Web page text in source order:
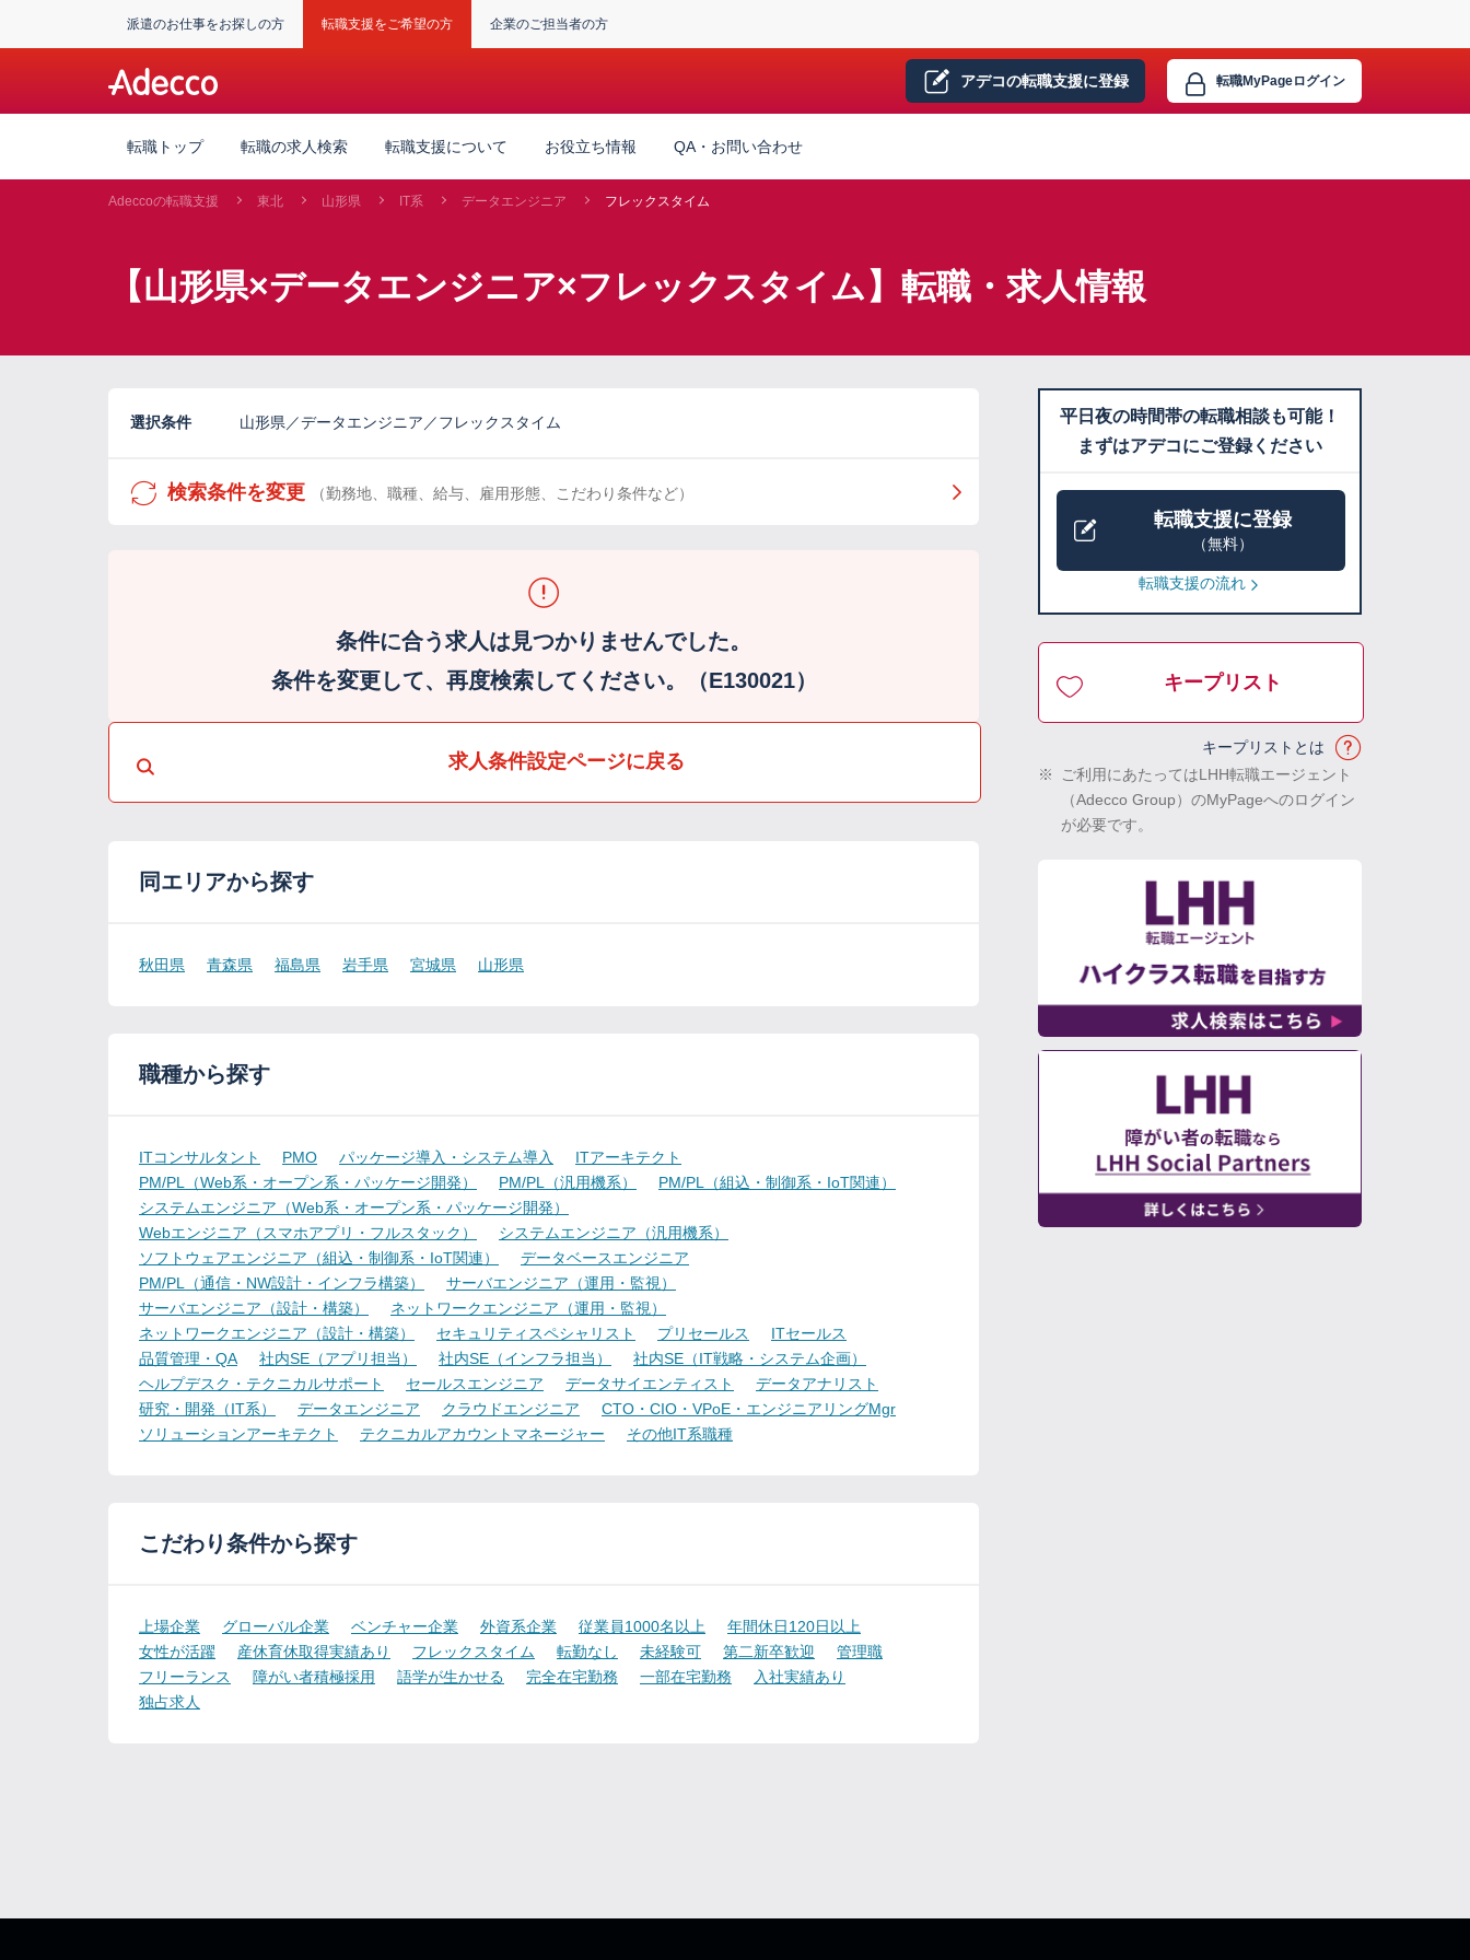
派遣のお仕事をお探しの方 転職支援をご希望の方 企業のご担当者の方
アデコの転職支援に登録 転職MyPageログイン
転職トップ 転職の求人検索 転職支援について お役立ち情報 QA・お問い合わせ
Adeccoの転職支援 東北 山形県 IT系 データエンジニア フレックスタイム
【山形県×データエンジニア×フレックスタイム】転職・求人情報
選択条件 山形県／データエンジニア／フレックスタイム
検索条件を変更 （勤務地、職種、給与、雇用形態、こだわり条件など）
条件に合う求人は見つかりませんでした。
条件を変更して、再度検索してください。（E130021）
求人条件設定ページに戻る
同エリアから探す
秋田県 青森県 福島県 岩手県 宮城県 山形県
職種から探す
ITコンサルタント PMO パッケージ導入・システム導入
ITアーキテクト
PM/PL（Web系・オープン系・パッケージ開発）
PM/PL（汎用機系）
PM/PL（組込・制御系・IoT関連）
システムエンジニア（Web系・オープン系・パッケージ開発）
Webエンジニア（スマホアプリ・フルスタック）
システムエンジニア（汎用機系）
ソフトウェアエンジニア（組込・制御系・IoT関連）
データベースエンジニア
PM/PL（通信・NW設計・インフラ構築）
サーバエンジニア（運用・監視）
サーバエンジニア（設計・構築）
ネットワークエンジニア（運用・監視）
ネットワークエンジニア（設計・構築）
セキュリティスペシャリスト プリセールス
ITセールス
品質管理・QA
社内SE（アプリ担当） 社内SE（インフラ担当）
社内SE（IT戦略・システム企画）
ヘルプデスク・テクニカルサポート
セールスエンジニア データサイエンティスト
データアナリスト
研究・開発（IT系）
データエンジニア クラウドエンジニア
CTO・CIO・VPoE・エンジニアリングMgr
ソリューションアーキテクト
テクニカルアカウントマネージャー その他IT系職種
こだわり条件から探す
上場企業 グローバル企業 ベンチャー企業 外資系企業 従業員1000名以上
年間休日120日以上
女性が活躍
産休育休取得実績あり フレックスタイム 転勤なし 未経験可 第二新卒歓迎
管理職
フリーランス
障がい者積極採用 語学が生かせる 完全在宅勤務 一部在宅勤務
入社実績あり
独占求人
平日夜の時間帯の転職相談も可能！
まずはアデコにご登録ください
転職支援に登録
（無料）
転職支援の流れ
キープリスト
キープリストとは
※
ご利用にあたってはLHH転職エージェント
（Adecco Group）のMyPageへのログイン
が必要です。